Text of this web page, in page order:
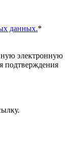
данных.*
электронную
подтверждения